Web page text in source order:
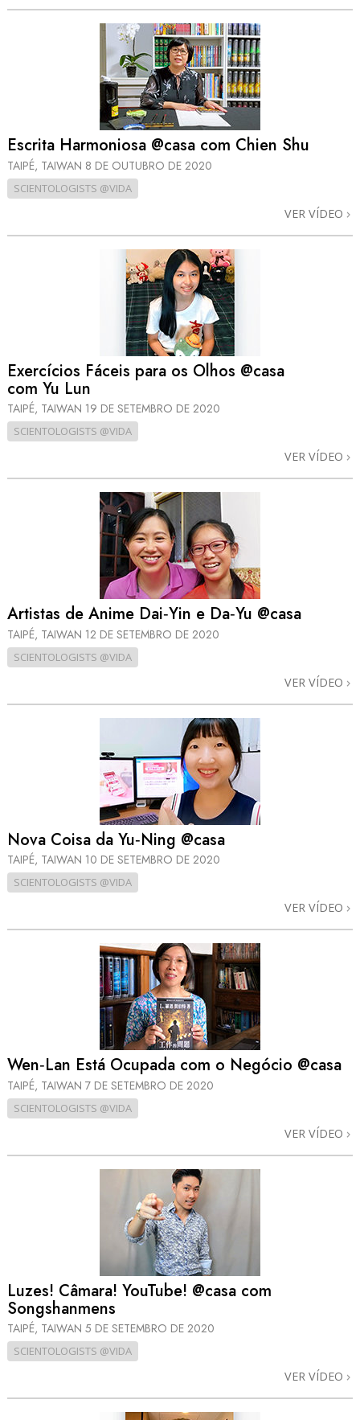
Escrita Harmoniosa @casa com Chien Shu
TAIPÉ, TAIWAN 8 DE OUTUBRO DE 2020
SCIENTOLOGISTS @VIDA
VER VÍDEO
Exercícios Fáceis para os Olhos @casa
com Yu Lun
TAIPÉ, TAIWAN 19 DE SETEMBRO DE 2020
SCIENTOLOGISTS @VIDA
VER VÍDEO
Artistas de Anime Dai‑Yin e Da‑Yu @casa
TAIPÉ, TAIWAN 12 DE SETEMBRO DE 2020
SCIENTOLOGISTS @VIDA
VER VÍDEO
Nova Coisa da Yu‑Ning @casa
TAIPÉ, TAIWAN 10 DE SETEMBRO DE 2020
SCIENTOLOGISTS @VIDA
VER VÍDEO
Wen‑Lan Está Ocupada com o Negócio @casa
TAIPÉ, TAIWAN 7 DE SETEMBRO DE 2020
SCIENTOLOGISTS @VIDA
VER VÍDEO
Luzes! Câmara! YouTube! @casa com
Songshanmens
TAIPÉ, TAIWAN 5 DE SETEMBRO DE 2020
SCIENTOLOGISTS @VIDA
VER VÍDEO